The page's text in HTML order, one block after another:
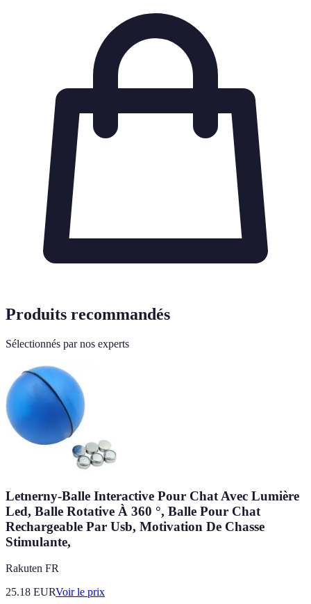
Produits recommandés
Sélectionnés par nos experts
Letnerny-Balle Interactive Pour Chat Avec Lumière
Led, Balle Rotative À 360 °, Balle Pour Chat
Rechargeable Par Usb, Motivation De Chasse
Stimulante,
Rakuten FR
25.18 EURVoir le prix